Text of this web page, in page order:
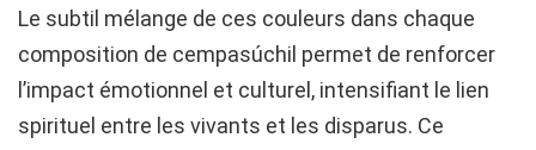
Le subtil mélange de ces couleurs dans chaque
composition de cempasúchil permet de renforcer
l’impact émotionnel et culturel, intensifiant le lien
spirituel entre les vivants et les disparus. Ce